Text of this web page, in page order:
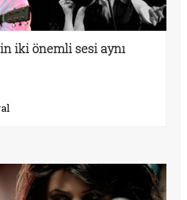
iki önemli sesi aynı